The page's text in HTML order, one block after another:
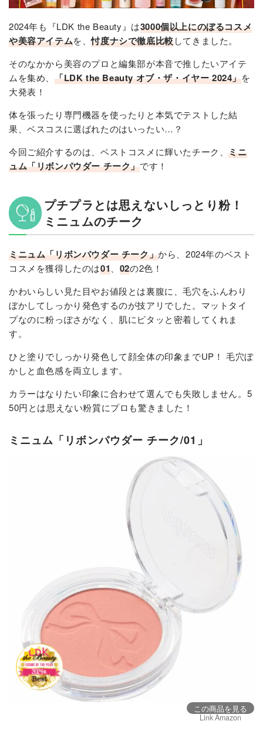
2024年も『LDK the Beauty』は3000個以上にのぼるコスメ
や美容アイテムを、忖度ナシで徹底比較してきました。
そのなかから美容のプロと編集部が本音で推したいアイテ
ムを集め、 「LDK the Beauty オブ・ザ・イヤー 2024」を
大発表！
体を張ったり専門機器を使ったりと本気でテストした結
果、ベスコスに選ばれたのはいったい…？
今回ご紹介するのは、ベストコスメに輝いたチーク、ミニ
ュム「リボンパウダー チーク」です！
プチプラとは思えないしっとり粉！
ミニュムのチーク
ミニュム「リボンパウダー チーク」から、2024年のベスト
コスメを獲得したのは01 02の2色！
かわいらしい見た目やお値段とは裏腹に、毛穴をふんわり
ぼかしてしっかり発色するのが技アリでした。マットタイ
プなのに粉っぽさがなく、肌にピタッと密着してくれま
す。
ひと塗りでしっかり発色して顔全体の印象までUP！ 毛穴ぼ
かしと血色感を両立します。
カラーはなりたい印象に合わせて選んでも失敗しません。5
50円とは思えない粉質にプロも驚きました！
ミニュム「リボンパウダー チーク/01」
この商品を見る
Link Amazon